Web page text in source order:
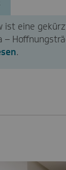
ist eine
–
.